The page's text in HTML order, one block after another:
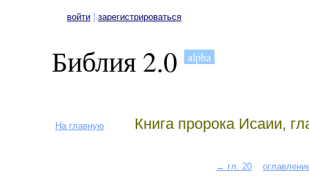
войти | зарегистрироваться
Библия 2.0 alpha
На главную Книга пророка Исаии,
← гл. 20